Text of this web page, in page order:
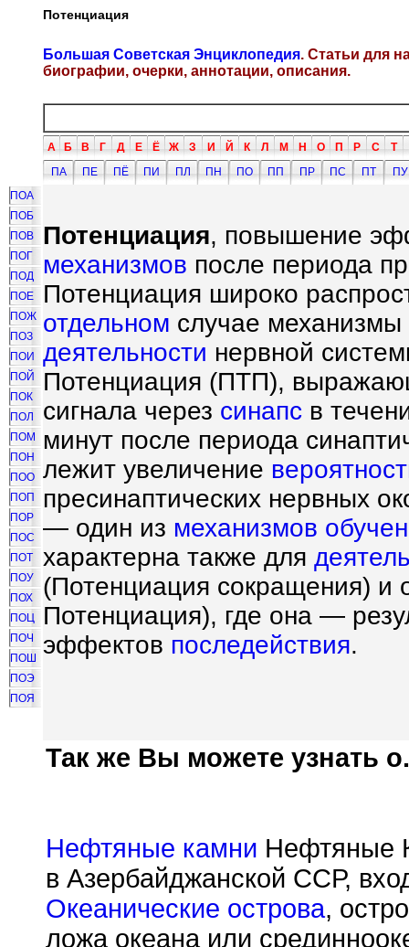
Потенциация
Большая Советская Энциклопедия. Статьи для
биографии, очерки, аннотации, описания.
А Б В Г Д Е Ё Ж З И Й К Л М Н О П Р С Т
ПА
ПЕ ПЁ ПИ ПЛ ПН ПО ПП ПР ПС ПТ
ПУ
ПОА
ПОБ
ПОВ
ПОГ
ПОД
ПОЕ
ПОЖ
ПОЗ
ПОИ
ПОЙ
ПОК
ПОЛ
ПОМ
ПОН
ПОО
ПОП
ПОР
ПОС
ПОТ
ПОУ
ПОХ
ПОЦ
ПОЧ
ПОШ
ПОЭ
ПОЯ
Потенциация, повышение
механизмов после периода
Потенциация широко
отдельном случае
деятельности нервной
Потенциация (ПТП),
сигнала через синапс в
минут после периода
лежит увеличение
пресинаптических нервных
— один из механизмов
характерна также для
(Потенциация сокращения) и
Потенциация), где она —
эффектов последействия.
Так же Вы можете узнать
Нефтяные камни Нефтяные
в Азербайджанской ССР,
Океанические острова,
ложа океана или